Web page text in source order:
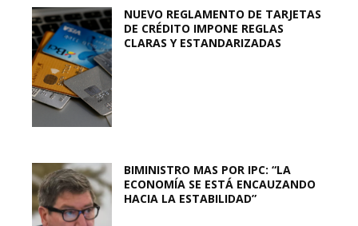
NUEVO REGLAMENTO DE TARJETAS
DE CRÉDITO IMPONE REGLAS
CLARAS Y ESTANDARIZADAS
BIMINISTRO MAS POR IPC: “LA
ECONOMÍA SE ESTÁ ENCAUZANDO
HACIA LA ESTABILIDAD”